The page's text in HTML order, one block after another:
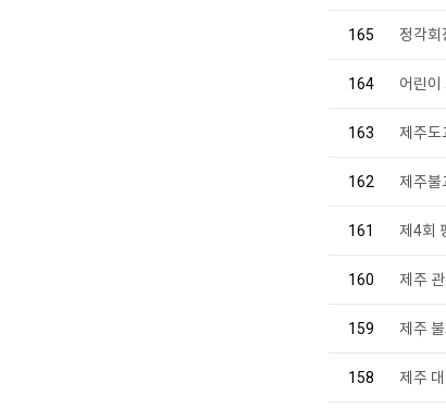
165 정각회
164 어린이
163 제주도
162 제주불
161 제4회
160 제주
159 제주
158 제주